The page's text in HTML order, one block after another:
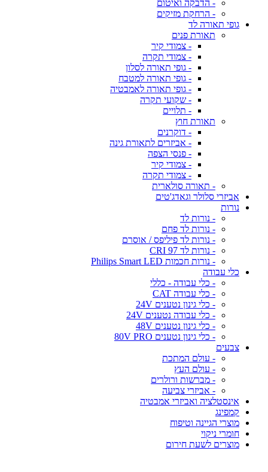
- הדבקה ואיטום
- הרחקת מזיקים
גופי תאורה לד
תאורת פנים
- צמודי קיר
- צמודי תקרה
- גופי תאורה לסלון
- גופי תאורה למטבח
- גופי תאורה לאמבטיה
- שקועי תקרה
- תלויים
תאורת חוץ
- דוקרנים
- אביזרים לתאורת גינה
- פנסי הצפה
- צמודי קיר
- צמודי תקרה
- תאורה סולארית
אביזרי סלולר וגאדג'טים
נורות
- נורות לד
- נורות לד פחם
- נורות לד פיליפס / אוסרם
- נורות לד CRI 97
- נורות חכמות Philips Smart LED
כלי עבודה
- כלי עבודה - כללי
- כלי עבודה CAT
- כלי גינון נטענים 24V
- כלי עבודה נטענים 24V
- כלי גינון נטענים 48V
- כלי גינון נטענים 80V PRO
צבעים
- עולם המתכת
- עולם העץ
- מברשות ורולרים
- אביזרי צביעה
אינסטלציה ואביזרי אמבטיה
קמפינג
מוצרי הגיינה וטיפוח
חומרי ניקוי
מוצרים לשעת חירום